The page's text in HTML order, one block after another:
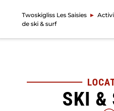
Twoskigliss Les Saisies ►
de ski & surf
SKI &